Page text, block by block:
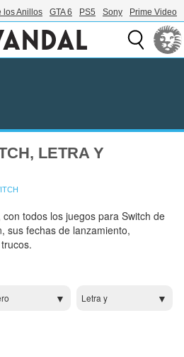
los Anillos GTA 6 PS5 Sony Prime Video
LETRA Y
todos los juegos para Switch de
sus fechas de lanzamiento,
Letra y